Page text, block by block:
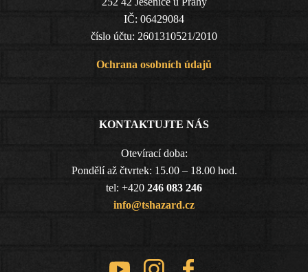
IČ: 06429084
číslo účtu: 2601310521/2010
Ochrana osobních údajů
KONTAKTUJTE NÁS
Otevírací doba:
Pondělí až čtvrtek: 15.00 – 18.00 hod.
tel: +420 246 083 246
info@tshazard.cz